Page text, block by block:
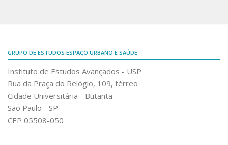
GRUPO DE ESTUDOS ESPAÇO URBANO E SAÚDE
Instituto de Estudos Avançados - USP
Rua da Praça do Relógio, 109, térreo
Cidade Universitária - Butantã
São Paulo - SP
CEP 05508-050